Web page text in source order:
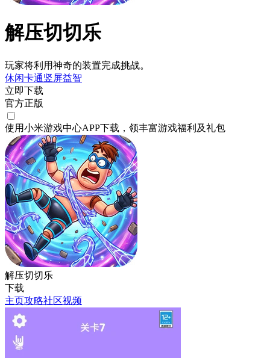
解压切切乐
玩家将利用神奇的装置完成挑战。
休闲卡通竖屏益智
立即下载
官方正版
使用小米游戏中心APP下载 ，领丰富游戏福利 及礼包
解压切切乐
下载
主页攻略社区视频